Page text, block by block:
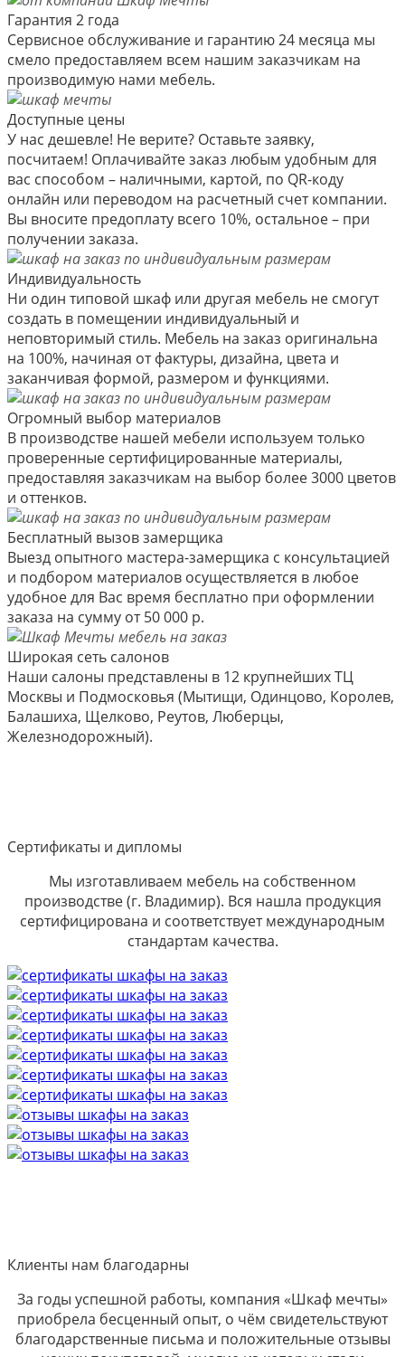
Гарантия 2 года
Сервисное обслуживание и гарантию 24 месяца мы
смело предоставляем всем нашим заказчикам на
производимую нами мебель.
Доступные цены
У нас дешевле! Не верите? Оставьте заявку,
посчитаем! Оплачивайте заказ любым удобным для
вас способом – наличными, картой, по QR-коду
онлайн или переводом на расчетный счет компании.
Вы вносите предоплату всего 10%, остальное – при
получении заказа.
Индивидуальность
Ни один типовой шкаф или другая мебель не смогут
создать в помещении индивидуальный и
неповторимый стиль. Мебель на заказ оригинальна
на 100%, начиная от фактуры, дизайна, цвета и
заканчивая формой, размером и функциями.
Огромный выбор материалов
В производстве нашей мебели используем только
проверенные сертифицированные материалы,
предоставляя заказчикам на выбор более 3000 цветов
и оттенков.
Бесплатный вызов замерщика
Выезд опытного мастера-замерщика с консультацией
и подбором материалов осуществляется в любое
удобное для Вас время бесплатно при оформлении
заказа на сумму от 50 000 р.
Широкая сеть салонов
Наши салоны представлены в 12 крупнейших ТЦ
Москвы и Подмосковья (Мытищи, Одинцово, Королев,
Балашиха, Щелково, Реутов, Люберцы,
Железнодорожный).
Сертификаты и дипломы
Мы изготавливаем мебель на собственном
производстве (г. Владимир). Вся нашла продукция
сертифицирована и соответствует международным
стандартам качества.
Клиенты нам благодарны
За годы успешной работы, компания «Шкаф мечты»
приобрела бесценный опыт, о чём свидетельствуют
благодарственные письма и положительные отзывы